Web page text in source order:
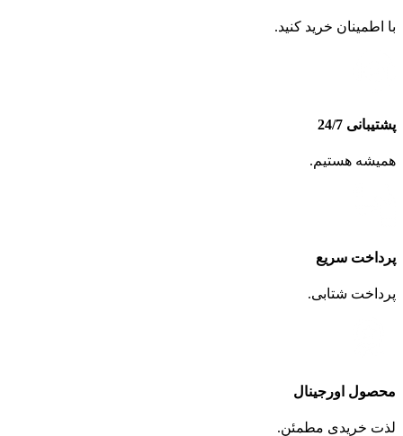
با اطمینان خرید کنید.
پشتیبانی 24/7
همیشه هستیم.
پرداخت سریع
پرداخت شتابی.
محصول اورجینال
لذت خریدی مطمئن.